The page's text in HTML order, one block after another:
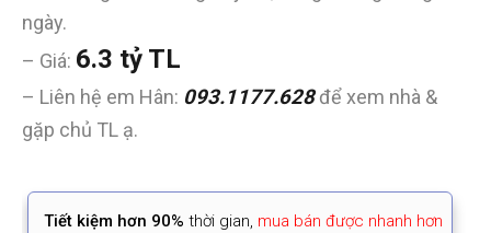
ngày.
– Giá: 6.3 tỷ TL
– Liên hệ em Hân: 093.1177.628để xem nhà &
gặp chủ TL ạ.
Tiết kiệm hơn 90% thời gian, mua bán được nhanh hơn